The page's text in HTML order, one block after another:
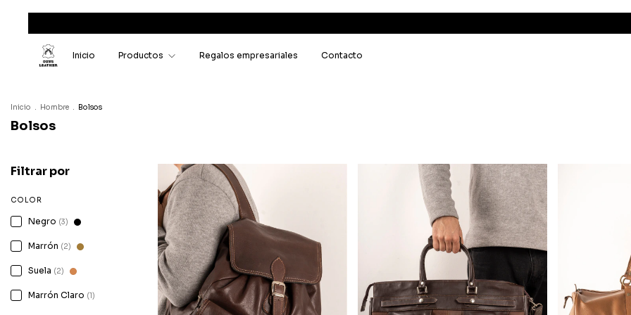
Inicio Productos Regalos empresariales Contacto
Inicio . Hombre . Bolsos
Bolsos
Filtrar por
COLOR
Negro (3)
Marrón (2)
Suela (2)
Marrón Claro (1)